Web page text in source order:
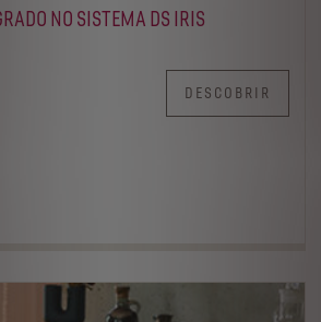
NO SISTEMA DS IRIS
DESCOBRIR